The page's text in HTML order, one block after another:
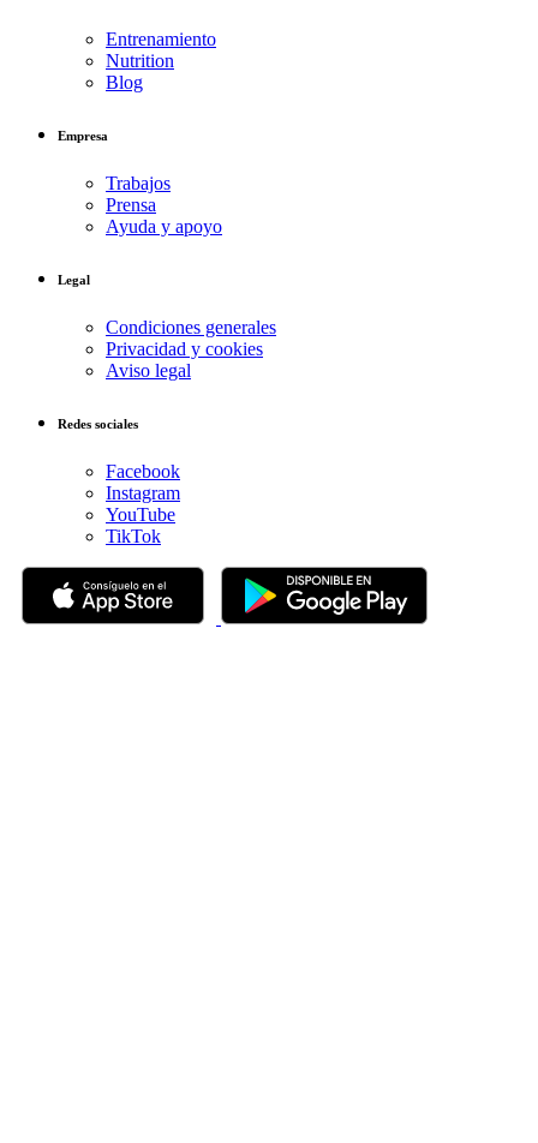
Entrenamiento
Nutrition
Blog
Empresa
Trabajos
Prensa
Ayuda y apoyo
Legal
Condiciones generales
Privacidad y cookies
Aviso legal
Redes sociales
Facebook
Instagram
YouTube
TikTok